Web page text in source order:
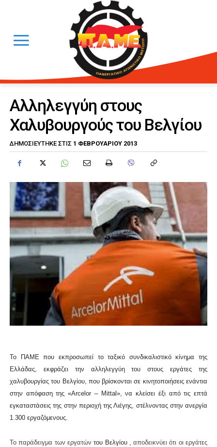
Αλληλεγγύη στους
Χαλυβουργούς του Βελγίου
ΔΗΜΟΣΙΕΎΤΗΚΕ ΣΤΙΣ 1 ΦΕΒΡΟΥΑΡΊΟΥ 2013
Το ΠΑΜΕ που εκπροσωπεί το ταξικό συνδικαλιστικό κίνημα της
Ελλάδας, εκφράζει την αλληλεγγύη του στους εργάτες της
χαλυβουργίας του Βελγίου, που βρίσκονται σε κινητοποιήσεις ενάντια
στην απόφαση της «Arcelor – Mittal», να κλείσει έξι από τις επτά
εγκαταστάσεις της στην περιοχή της Λιέγης, στέλνοντας στην ανεργία
1.300 εργαζόμενους.
Το παράδειγμα των εργατώντου Βελγίου ,αποδεικνύει ότι οι εργάτες